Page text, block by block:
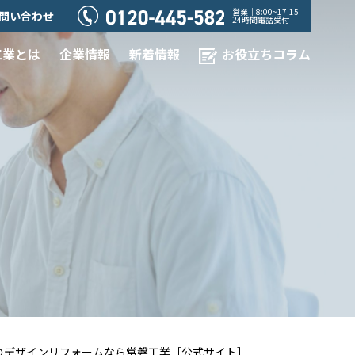
い合わせ 営業｜8:00~17:15
24時間電話受付
とは 企業情報 新着情報 お役立ちコラム
ザインリフォームなら常磐工業［公式サイト］